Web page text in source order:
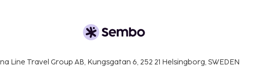
soittamalla
Line Travel Group AB, Kungsgatan 6, 252 21 Helsingborg, SWEDEN